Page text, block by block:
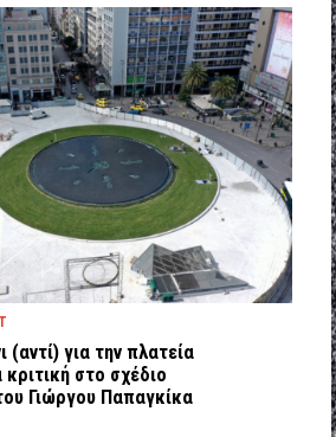
(αντί) για την πλατεία
στο σχέδιο
Γιώργου Παπαγκίκα